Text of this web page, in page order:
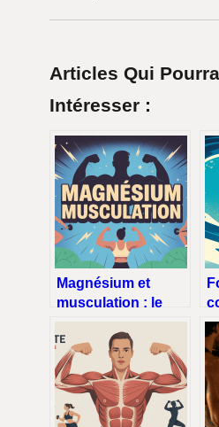
Articles Qui
Intéresser :
Magnésium et
musculation : le
mieux performer